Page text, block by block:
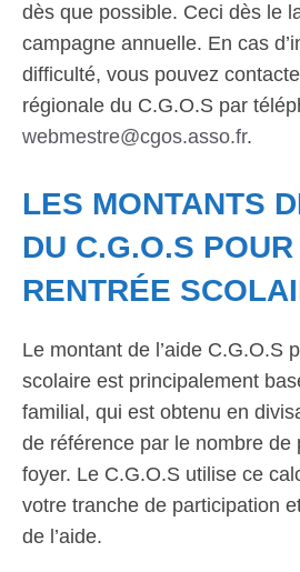
dès que possible. Ceci dès le
campagne annuelle. En cas
difficulté, vous pouvez
régionale du C.G.O.S par
webmestre@cgos.asso.fr.
LES MONTANTS
DU C.G.O.S
RENTRÉE
Le montant de l’aide C.G.O.S
scolaire est principalement
familial, qui est obtenu en
de référence par le nombre de
foyer. Le C.G.O.S utilise ce
votre tranche de participation
de l’aide.